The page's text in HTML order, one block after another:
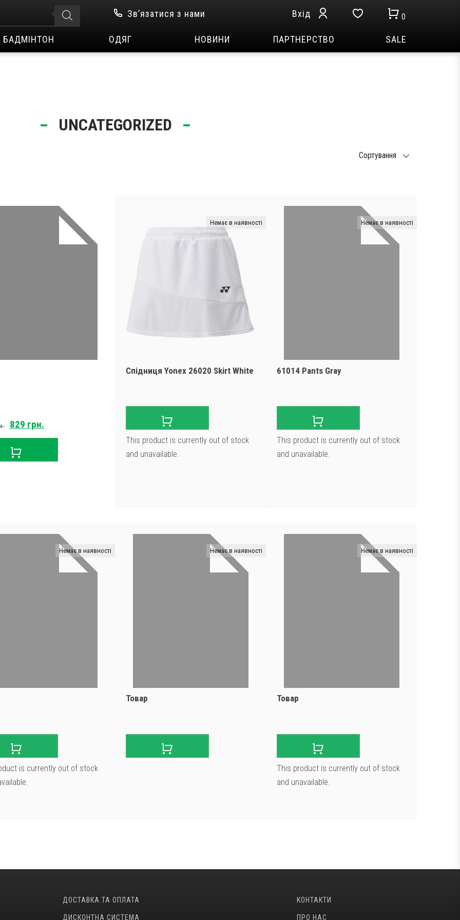
Зв’язатися з нами Вхід 0
БАДМІНТОН ОДЯГ НОВИНИ ПАРТНЕРСТВО SALE
UNCATEGORIZED
Сортування
Original
price
was:
829 грн.
price
Немає в наявності
Спідниця Yonex 26020 Skirt White
This product is currently out of stock
and unavailable.
Немає в наявності
61014 Pants Gray
This product is currently out of stock
and unavailable.
Немає в наявності
is currently out of stock
Немає в наявності
Товар
Немає в наявності
Товар
This product is currently out of stock
and unavailable.
ДОСТАВКА ТА ОПЛАТА
ДИСКОНТНА СИСТЕМА
КОНТАКТИ
ПРО НАС